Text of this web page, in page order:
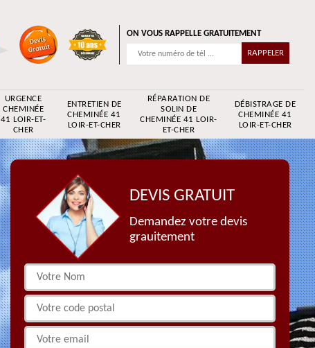
ON VOUS RAPPELLE GRATUITEMENT
URGENCE
CHEMINÉE
41 LOIR-ET-
CHER
ENTRETIEN DE
CHEMINÉE 41
LOIR-ET-CHER
RÉPARATION DE
SOLIN DE
CHEMINÉE 41 LOIR-
ET-CHER
DÉBISTRAGE DE
CHEMINÉE 41
LOIR-ET-CHER
DEVIS GRATUIT
Demandez votre devis
grauitement